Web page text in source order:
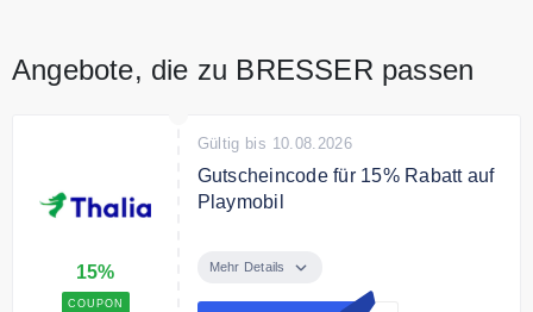
Angebote, die zu BRESSER passen
15%
COUPON
Gültig bis 10.08.2026
Gutscheincode für 15% Rabatt auf
Playmobil
Anlass, um Kinderaugen zum
Leuchten zu bringen. Bei Thalia
Mehr Details